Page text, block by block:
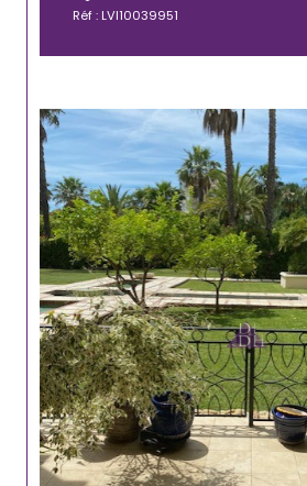
Réf : LVI10039951